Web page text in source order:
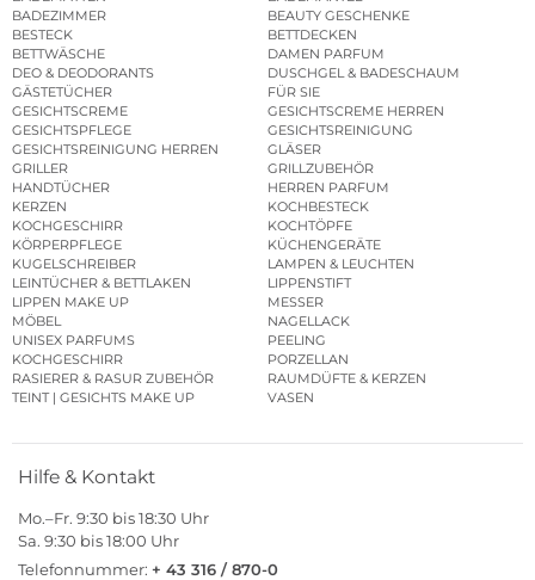
BADEZIMMER
BEAUTY GESCHENKE
BESTECK
BETTDECKEN
BETTWÄSCHE
DAMEN PARFUM
DEO & DEODORANTS
DUSCHGEL & BADESCHAUM
GÄSTETÜCHER
FÜR SIE
GESICHTSCREME
GESICHTSCREME HERREN
GESICHTSPFLEGE
GESICHTSREINIGUNG
GESICHTSREINIGUNG HERREN
GLÄSER
GRILLER
GRILLZUBEHÖR
HANDTÜCHER
HERREN PARFUM
KERZEN
KOCHBESTECK
KOCHGESCHIRR
KOCHTÖPFE
KÖRPERPFLEGE
KÜCHENGERÄTE
KUGELSCHREIBER
LAMPEN & LEUCHTEN
LEINTÜCHER & BETTLAKEN
LIPPENSTIFT
LIPPEN MAKE UP
MESSER
MÖBEL
NAGELLACK
UNISEX PARFUMS
PEELING
KOCHGESCHIRR
PORZELLAN
RASIERER & RASUR ZUBEHÖR
RAUMDÜFTE & KERZEN
TEINT | GESICHTS MAKE UP
VASEN
Hilfe & Kontakt
Mo.–Fr. 9:30 bis 18:30 Uhr
Sa. 9:30 bis 18:00 Uhr
Telefonnummer: + 43 316 / 870-0